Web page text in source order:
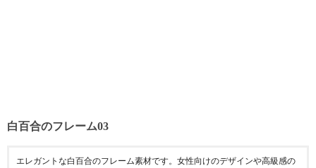
白百合のフレーム03
エレガントな白百合のフレーム素材です。女性向けのデザインや高級感の